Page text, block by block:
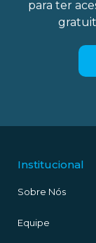
para ter
Institucional
Sobre Nós
Equipe